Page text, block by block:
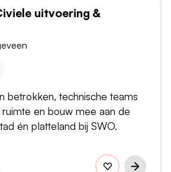
uitvoering &
betrokken, technische teams
en bouw mee aan de
én platteland bij SWO.